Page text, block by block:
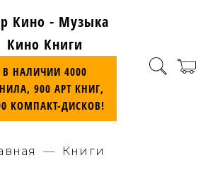
Кино - Музыка
Кино Книги
В НАЛИЧИИ 4000
900 АРТ КНИГ,
КОМПАКТ-ДИСКОВ!
Книги